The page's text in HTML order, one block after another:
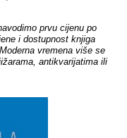
prvu cijenu po
i dostupnost knjiga
vremena više se
antikvarijatima ili